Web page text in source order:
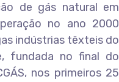
de gás natural em
no ano 2000
indústrias têxteis do
fundada no final do
nos primeiros 25